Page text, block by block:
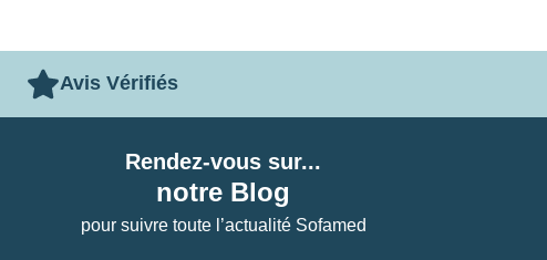
Avis Vérifiés
Rendez-vous sur...
notre Blog
pour suivre toute l’actualité Sofamed